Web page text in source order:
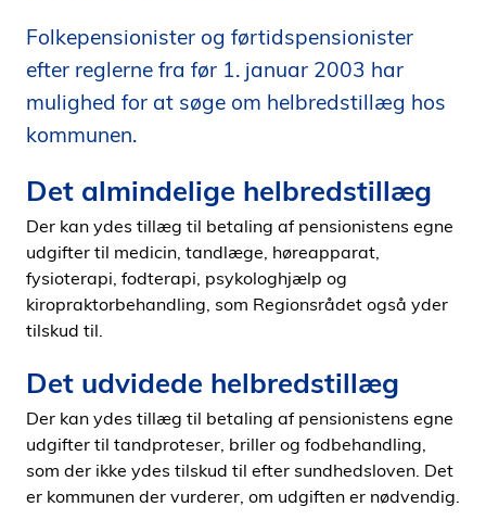
h
l
d
p
s
d
e
n
Folkepensionister og førtidspensionister
efter reglerne fra før 1. januar 2003 har
mulighed for at søge om helbredstillæg hos
kommunen.
Det almindelige helbredstillæg
Der kan ydes tillæg til betaling af pensionistens egne
udgifter til medicin, tandlæge, høreapparat,
fysioterapi, fodterapi, psykologhjælp og
kiropraktorbehandling, som Regionsrådet også yder
tilskud til.
Det udvidede helbredstillæg
Der kan ydes tillæg til betaling af pensionistens egne
udgifter til tandproteser, briller og fodbehandling,
som der ikke ydes tilskud til efter sundhedsloven. Det
er kommunen der vurderer, om udgiften er nødvendig.